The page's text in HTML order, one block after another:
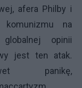
afera Philby i
komunizmu na
opinii
jest ten atak.
panikę,